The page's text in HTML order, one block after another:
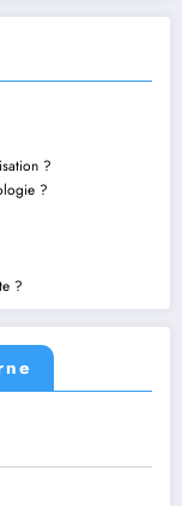
?
?
?